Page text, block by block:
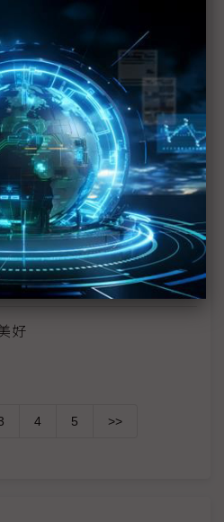
球化重新布局 中國世界工
台系IC設計2Q業績承壓
貨 超薄型FoD封測放量延至
新科非中國廠區稼動率滿
轉單中芯營運風險增
歐洲參展縮減規模與層級
好
4 5 >>